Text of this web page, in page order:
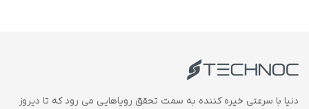
دنیا با سرعتی خیره کننده به سمت تحقق رویاهایی می رود که تا دیروز